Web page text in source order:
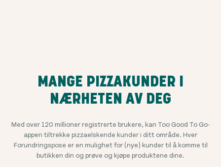
MANGE PIZZAKUNDER I
NÆRHETEN AV DEG
Med over 120 millionerregistrerte brukere, kan Too Good To Go-
appen tiltrekke pizzaelskende kunder i ditt område. Hver
Forundringspose er en mulighet for (nye) kunder til å komme til
butikken din og prøve og kjøpe produktene dine.